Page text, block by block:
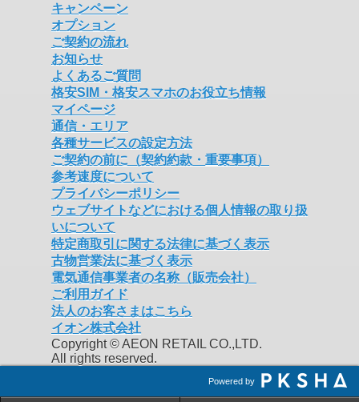
キャンペーン
オプション
ご契約の流れ
お知らせ
よくあるご質問
格安SIM・格安スマホのお役立ち情報
マイページ
通信・エリア
各種サービスの設定方法
ご契約の前に（契約約款・重要事項）
参考速度について
プライバシーポリシー
ウェブサイトなどにおける個人情報の取り扱
いについて
特定商取引に関する法律に基づく表示
古物営業法に基づく表示
電気通信事業者の名称（販売会社）
ご利用ガイド
法人のお客さまはこちら
イオン株式会社
Copyright © AEON RETAIL CO.,LTD.
All rights reserved.
Powered by